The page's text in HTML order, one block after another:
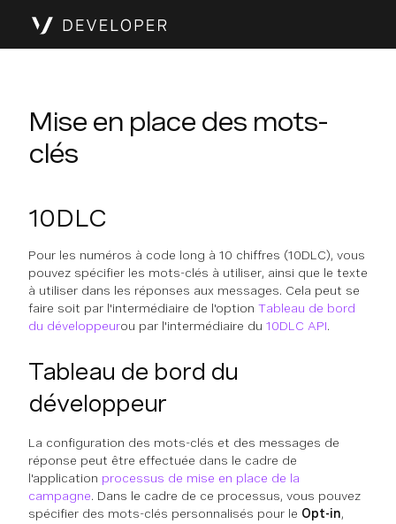
Mise en place des mots-
clés
10DLC
Pour les numéros à code long à 10 chiffres (10DLC), vous
pouvez spécifier les mots-clés à utiliser, ainsi que le texte
à utiliser dans les réponses aux messages. Cela peut se
faire soit par l'intermédiaire de l'option Tableau de bord
du développeurou par l'intermédiaire du 10DLC API.
Tableau de bord du
développeur
La configuration des mots-clés et des messages de
réponse peut être effectuée dans le cadre de
l'application processus de mise en place de la
campagne. Dans le cadre de ce processus, vous pouvez
spécifier des mots-clés personnalisés pour le Opt-in,